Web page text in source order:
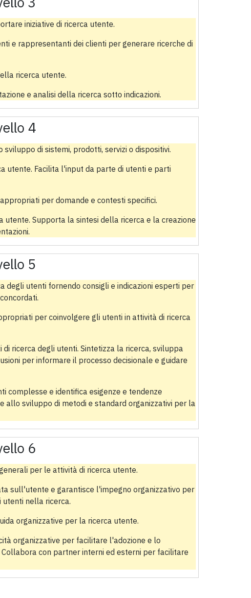
iniziative di ricerca utente.
e rappresentanti dei clienti per generare ricerche di
ricerca utente.
e analisi della ricerca sotto indicazioni.
4
di sistemi, prodotti, servizi o dispositivi.
utente. Facilita l'input da parte di utenti e parti
per domande e contesti specifici.
utente. Supporta la sintesi della ricerca e la creazione
5
degli utenti fornendo consigli e indicazioni esperti per
per coinvolgere gli utenti in attività di ricerca
ricerca degli utenti. Sintetizza la ricerca, sviluppa
per informare il processo decisionale e guidare
complesse e identifica esigenze e tendenze
allo sviluppo di metodi e standard organizzativi per la
6
per le attività di ricerca utente.
sull'utente e garantisce l'impegno organizzativo per
utenti nella ricerca.
organizzative per la ricerca utente.
organizzative per facilitare l'adozione e lo
con partner interni ed esterni per facilitare